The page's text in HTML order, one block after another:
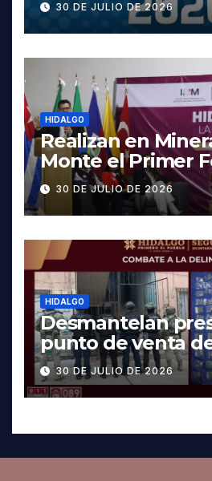
fechas y los
30 DE JULIO DE 2026
HIDALGO
Realizan en
Monte el Primer
contra la Trata de
30 DE JULIO DE 2026
HIDALGO
Desmantelan
punto de venta
Pachuca; hay
30 DE JULIO DE 2026